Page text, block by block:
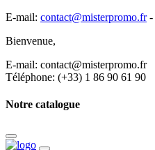
E-mail: contact@misterpromo.fr-
Bienvenue,
E-mail: contact@misterpromo.fr
Téléphone: (+33) 1 86 90 61 90
Notre catalogue